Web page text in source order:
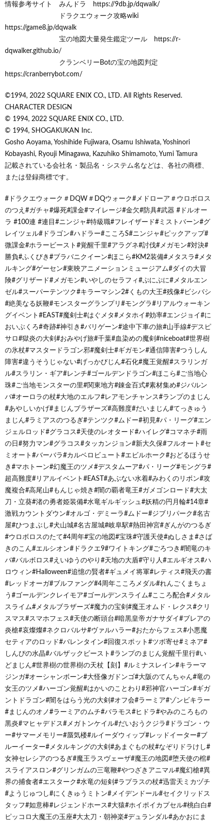
情報参考サイト みんドラ https://9db.jp/dqwalk/
ドラクエウォーク攻略wiki
https://game8.jp/dqwalk
宝の地図大量発生鑑定ツール https://r-
dqwalker.github.io/
クランベリーBotの宝の地図判定
https://cranberrybot.com/
©1994, 2022 SQUARE ENIX CO., LTD. All Rights Reserved.
CHARACTER DESIGN
© 1994, 2022 SQUARE ENIX CO., LTD.
© 1994, SHOGAKUKAN Inc.
Gosho Aoyama, Yoshihide Fujiwara, Osamu Ishiwata, Yoshinori
Kobayashi, Ryouji Minagawa, Kazuhiko Shimamoto, Yumi Tamura
記載されている会社名・製品名・システム名などは、各社の商標、
または登録商標です。
#ドラクエウォーク＃DQW＃DQウォーク#メドローア＃ウロボロス
のつえ#ガチャ#爆死#課金#マイレージ#金欠#防具#武器 #ドルオー
ラ #100連 #連目#ニンジャ#特級職#フレイザード#ミストバーン#グ
レイツェル#ドラゴン#ハドラー#こころS#ニンジャ#ピックアップ#
微課金#ホラービースト#覚醒千里#アラグネ#討伐#メガモン#対決#
勝負#ふくびき#ブラバニクイーン#ほこら#KM2装備#メタスラ#メタ
ルキング#ゲーセン#東映アニメーションミュージアム#ダイの大冒
険#グリザード#メガモン#いやしのセラフィ#ぷにぷに#メタルエン
ゼル#スーパーテンツク#キラーマシン2#くもの大王#残像#ビシバシ
#絶美なる妖鞭#モンスターグランプリ#モングラ#リアルウォーキン
グイベント#EAST#魔剣士#はぐメタ#メタホイ#効率#エンジョイ#に
おいぶくろ#奇跡#神引き#バリゲーン#途中下車の旅#山手線#デスピ
サロ#獄炎の大剣#おみやげ旅#千葉#血染めの魔剣#niceboat#世界樹
の氷杖#マスタードラゴン邪#魔剣士#ギガモン#通信障害#つうしん
障害#違うそうじゃない#げっかびじん#石化#魔王覚醒#スラリンガ
ル#スラリン・ギア#レンチ#ゴールデンドラゴン#ほこら#ご当地心
珠#ご当地モンスターの里#関東地方#錬金百式#素材集め#ジバルン
バ#オーロラの杖#大地のエルフ#レアモンチャンス#ランプのまじん
#あやしいかげ#まじんブラザーズ#高難度#だいまじん#てっきゅう
まじん#ラミアスのつるぎ#テンツク#ムドー#初見#パ・リーグ#エン
ジェルロッド#グラコス#天使のレオタード#ハイレグ#コマネチ#雨
の日#努力マン#グラコス#タッカンジョン#新大久保#フルオート#セ
ミオート#バーバラ#カルベロビュート#エビルホーク#おどるほうせ
き#マホトーン#幻魔王のツメ#デスタムーア#パ・リーグ#モングラ#
超高難度#リアルイベント#EAST#あぶない水着#みわくのリボン#攻
魔複合#高尾山#もんじゃ焼き#闇の覇者竜王#ガメゴンロード#大太
刀・立葵#渚の勇者姫装備#水竜ギルギッシュ#妖精の円月輪#14章#
激戦カウントダウン#オルゴ・デミーラ#ムドー#ジブリパーク#名古
屋#ひつまぶし#犬山城#名古屋城#岐阜駅#熱田神宮#ぎんがのつるぎ
#ウロボロスのたて#4周年#宝の地図#宝珠#守護天使#ぬしさま#さば
きのこん#エルシオン#ドラクエ9#ワイトキング#ごろつき#闇竜のキ
バ#バルボロス#えいゆうのやり#天地の大盾#守り人#エルギオス#ハ
ロウィン#Halloween#追憶の賢者#ギュメイ将軍#レティス#飛天の書
#レッドオーガ#ブルファング#4周年こころメダル#れんごくまちょ
う#ゴールデンクレイモア#ゴールデンスライム#こころ配合#メタル
スライム#メタルブラザーズ#魔力の宝剣#魔王オムド・レクス#クリ
スマス#スマホフェス#天使の断頭台#暗黒皇帝ガナサダイ#ブレアの
炎槍#哀燦燦#ネクロバルサ#ヴァルハラー#おたからフェス#小悪魔
セティアのロッド#バレンタイン#回復スポット#ツボ寄せ#ミネア#
しんぴの水晶#バルザックビースト#ランプのまじん覚醒千里行#い
どまじん#世界樹の世界樹の天杖【刻】#ルミナスレイン#キラーマ
ジンガ#オーシャンボーン#大怪像ガドンゴ#大阪のてんちゃん#竜の
女王のツメ#ハーゴン覚醒#はかいのことわり#邪神官ハーゴン#ギガ
ントドラゴン#闇をはらう光の大剣#オフ会#ラーミア#ゾンビキラー
#まじんのオノ#ラーミアのムチ#バラモス#ヒドラ#やみのころもの
黒炎#マヒャデドス#メガトンケイル#だいおうクジラ#ドラゴン・ウ
ー#サマーメモリー#蜃気楼#ルイーダウィップ#レッドイーター#ブ
ルーイーター#メタルキングの大剣#あまぐもの杖#なぞりドラけし#
女神セレシアのつるぎ#魔王ラスヴェーザ#魔王の地図#堕天使の棺#
スライアスロン#グリンガムの三竜鞭#やつざきアニマル#魔幻槍#異
界の捕食者#エスターク#水竜の短剣#ラプラスの杖#迅雷天ミカヅチ
#ようじゅつし#にくきゅうミトン#メイデンドール#セイクリッドス
タッフ#如意棒#レジェンドホース#大猿#ホイポイカプセル#桃白白#
ピッコロ大魔王の玉座#大太刀・朝神楽#デュランダル#あかおにま